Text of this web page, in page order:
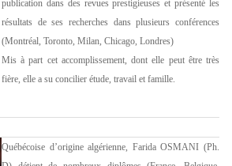
publication dans des revues prestigieuses et présenté les
résultats de ses recherches dans plusieurs conférences
(Montréal, Toronto, Milan, Chicago, Londres)
Mis à part cet accomplissement, dont elle peut être très
fière, elle a su concilier étude, travail et famille.
Québécoise d’origine algérienne, Farida OSMANI (Ph.